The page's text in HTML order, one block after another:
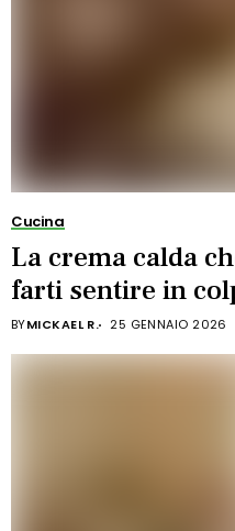
Cucina
La crema calda
farti sentire in
BYMICKAEL R. 25 GENNAIO 2026